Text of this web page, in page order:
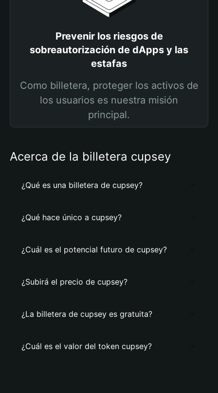
Prevenir los riesgos de
sobreautorización de dApps y las
estafas
Como billetera, proteger los activos de
los usuarios es nuestra misión
principal.
Acerca de la billetera cupsey
¿Qué es una billetera de cupsey?
¿Qué hace único a cupsey?
¿Cuál es el potencial futuro de cupsey?
¿Subirá el precio de cupsey?
¿La billetera de cupsey es gratuita?
¿Cuál es el valor del token cupsey?